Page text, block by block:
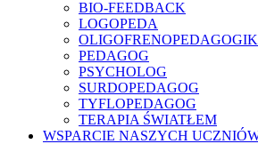
BIO-FEEDBACK
LOGOPEDA
PEDAGOG
PSYCHOLOG
SURDOPEDAGOG
TYFLOPEDAGOG
TERAPIA ŚWIATŁEM
WSPARCIE NASZYCH